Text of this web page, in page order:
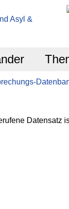
Datensatz